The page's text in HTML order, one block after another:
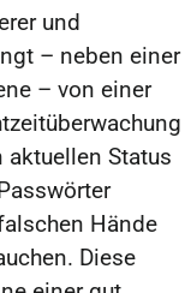
und
– neben einer
– von einer
aktuellen Status
Hände
Diese